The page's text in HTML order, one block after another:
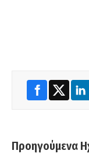
Προηγούμενα